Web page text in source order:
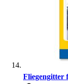
Fliegengitter